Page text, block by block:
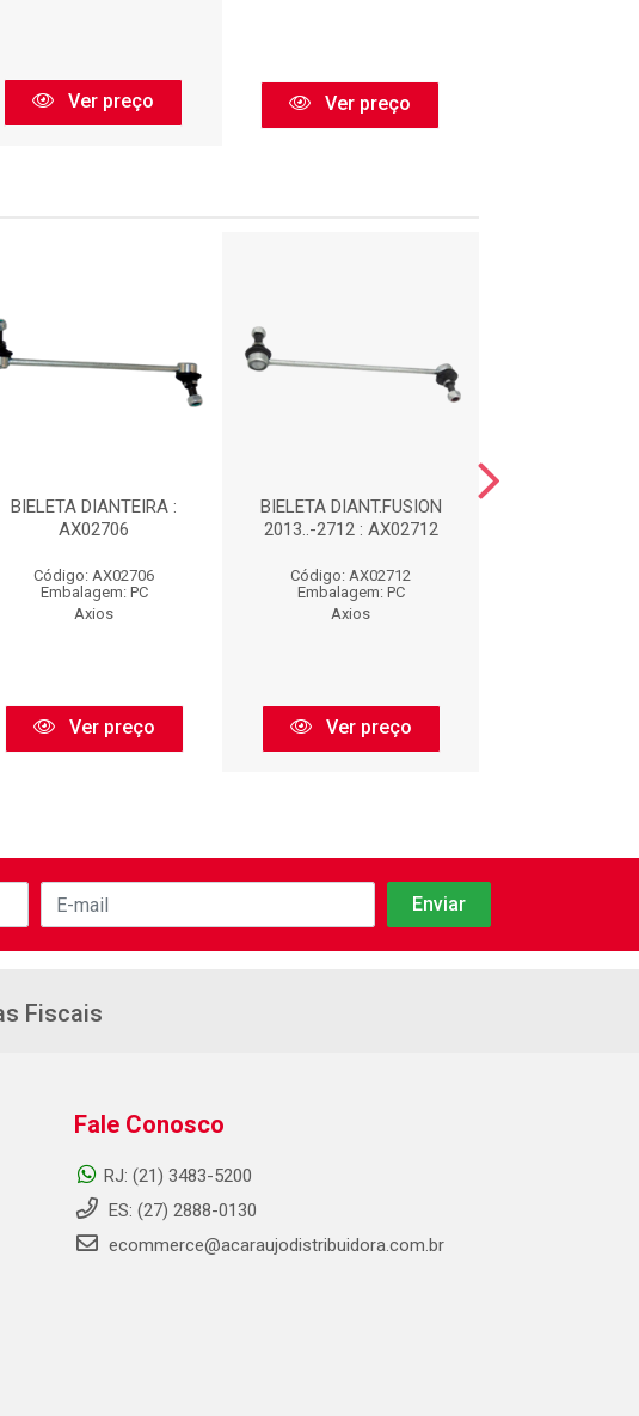
Ver preço Ver preço
BIELETA DIANTEIRA :
AX02706
Código: AX02706
Embalagem: PC
Axios
Ver preço
BIELETA DIANT.FUSION
2013..-2712 : AX02712
Código: AX02712
Embalagem: PC
Axios
Ver preço
Fiscais
Fale Conosco
RJ: (21) 3483-5200
ES: (27) 2888-0130
ecommerce@acaraujodistribuidora.com.br